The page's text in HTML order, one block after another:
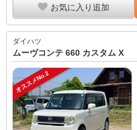
お気に入り追加
ダイハツ
ムーヴコンテ 660 カスタム X
オススメNo.2